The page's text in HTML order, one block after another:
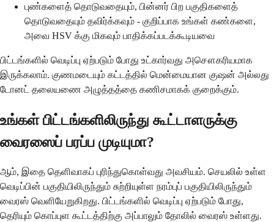
புண்களைத் தொடுவதையும், பின்னர் பிற பகுதிகளைத்
தொடுவதையும் தவிர்க்கவும் - குறிப்பாக உங்கள் கண்களை,
அவை HSV க்கு மிகவும் பாதிக்கப்படக்கூடியவை
பிட்டங்களில் வெடிப்பு ஏற்படும் போது உட்கார்வது அசௌகரியமாக
இருக்கலாம். குணமடையும் கட்டத்தில் மென்மையான குஷன் அல்லது
டோனட் தலையணை அழுத்தத்தை கணிசமாகக் குறைக்கும்.
உங்கள் பிட்டங்களிலிருந்து கூட்டாளருக்கு
வைரஸைப் பரப்ப முடியுமா?
ஆம், இதை தெளிவாகப் புரிந்துகொள்வது அவசியம். செயலில் உள்ள
வெடிப்பின் பகுதியிலிருந்தும் சுற்றியுள்ள நரம்புப் பகுதியிலிருந்தும்
வைரஸ் வெளியேறுகிறது. பிட்டங்களில் வெடிப்பு ஏற்படும் போது, ​​
தெரியும் கொப்புள கூட்டத்திற்கு அப்பாலும் தோலில் வைரஸ் உள்ளது.